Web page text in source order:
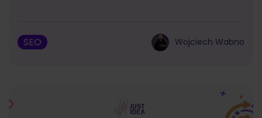
SEO Wojciech Wabno